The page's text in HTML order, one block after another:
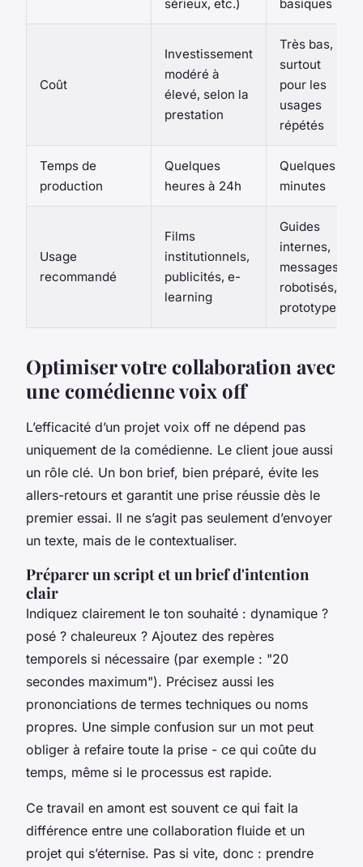
sérieux, etc.) basiques
Coût
Investissement
modéré à
élevé, selon la
prestation
Très bas,
surtout
pour les
usages
répétés
Temps de
production
Quelques
heures à 24h
Quelques
minutes
Usage
recommandé
Films
institutionnels,
publicités, e-
learning
Guides
internes,
messages
robotisés,
prototypes
Optimiser votre collaboration avec
une comédienne voix off
L’efficacité d’un projet voix off ne dépend pas
uniquement de la comédienne. Le client joue aussi
un rôle clé. Un bon brief, bien préparé, évite les
allers-retours et garantit une prise réussie dès le
premier essai. Il ne s’agit pas seulement d’envoyer
un texte, mais de le contextualiser.
Préparer un script et un brief d'intention
clair
Indiquez clairement le ton souhaité : dynamique ?
posé ? chaleureux ? Ajoutez des repères
temporels si nécessaire (par exemple : "20
secondes maximum"). Précisez aussi les
prononciations de termes techniques ou noms
propres. Une simple confusion sur un mot peut
obliger à refaire toute la prise - ce qui coûte du
temps, même si le processus est rapide.
Ce travail en amont est souvent ce qui fait la
différence entre une collaboration fluide et un
projet qui s’éternise. Pas si vite, donc : prendre